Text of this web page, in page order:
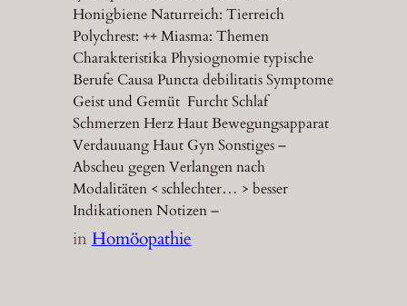
Honigbiene Naturreich: Tierreich
Polychrest: ++ Miasma: Themen
Charakteristika Physiognomie typische
Berufe Causa Puncta debilitatis Symptome
Geist und Gemüt Furcht Schlaf
Schmerzen Herz Haut Bewegungsapparat
Verdauuang Haut Gyn Sonstiges –
Abscheu gegen Verlangen nach
Modalitäten < schlechter… > besser
Indikationen Notizen –
inHomöopathie